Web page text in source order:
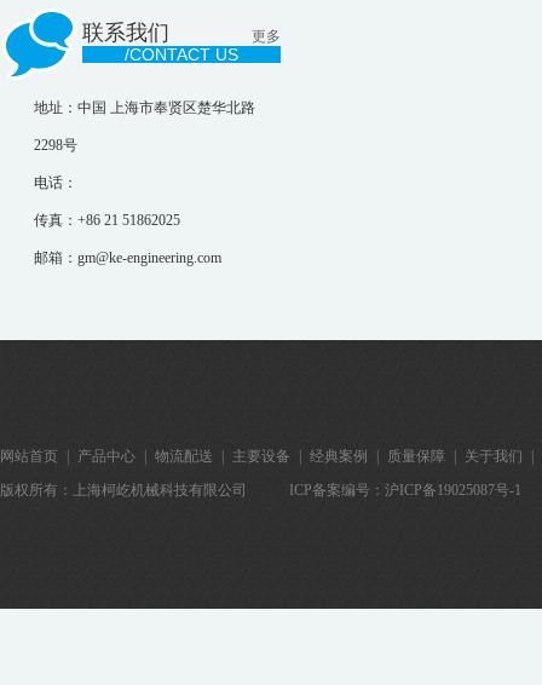
联系我们
/CONTACT US
更多
地址：中国 上海市奉贤区楚华北路
2298号
电话：
传真：+86 21 51862025
邮箱：gm@ke-engineering.com
网站首页 产品中心 物流配送 主要设备 经典案例 质量保障 关于我们
版权所有：上海柯屹机械科技有限公司
ICP备案编号： 沪ICP备19025087号-1